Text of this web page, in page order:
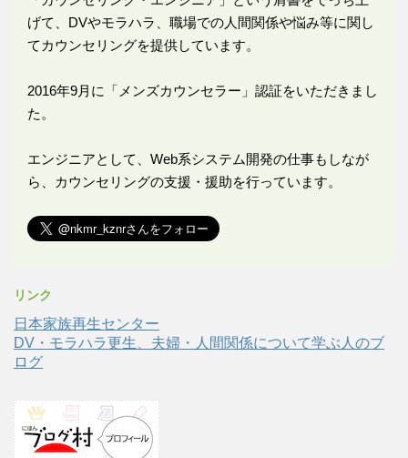
げて、DVやモラハラ、職場での人間関係や悩み等に関し
てカウンセリングを提供しています。
2016年9月に「メンズカウンセラー」認証をいただきまし
た。
エンジニアとして、Web系システム開発の仕事もしなが
ら、カウンセリングの支援・援助を行っています。
リンク
日本家族再生センター
DV・モラハラ更生、夫婦・人間関係について学ぶ人のブ
ログ